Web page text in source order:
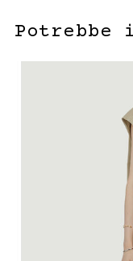
Potrebbe